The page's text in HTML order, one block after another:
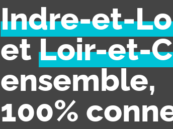
Indre-et-
etLoir-et-
ensemble,
100%